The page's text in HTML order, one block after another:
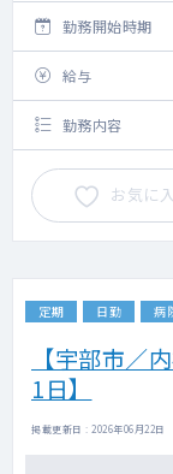
勤務開始時期
給与
勤務内容
お気に
定期 日勤 病
【宇部市／
1日】
掲載更新日 : 2026年06月22日